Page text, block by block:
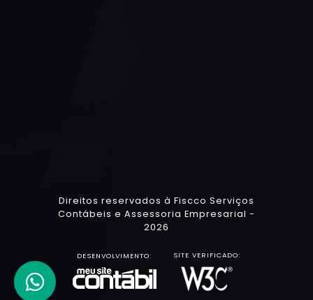
Direitos reservados à Fiscco Serviços
Contábeis e Assessoria Empresarial -
2026
DESENVOLVIMENTO: SITE VERIFICADO: